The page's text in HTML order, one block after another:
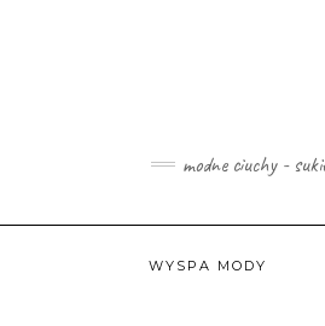
modne ciuchy -
WYSPA MODY